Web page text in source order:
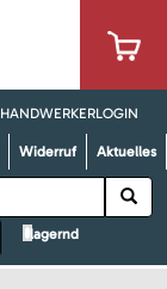
HANDWERKERLOGIN
Widerruf Aktuelles
lagernd